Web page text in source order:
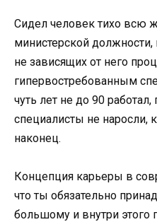
Сидел человек тихо всю
министерской должности,
не зависящих от него
гипервостребованным
чуть лет не до 90
специалисты не наросли,
наконец.
Концепция карьеры в
что ты обязательно
большому и внутри этого